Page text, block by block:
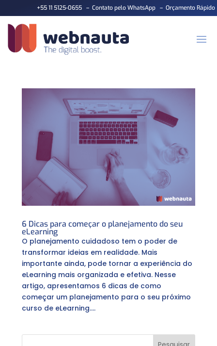
+55 11 5125-0655– Contato pelo WhatsApp– Orçamento Rápido
6 Dicas para começar o planejamento do seu
eLearning
O planejamento cuidadoso tem o poder de
transformar ideias em realidade. Mais
importante ainda, pode tornar a experiência do
eLearning mais organizada e efetiva. Nesse
artigo, apresentamos 6 dicas de como
começar um planejamento para o seu próximo
curso de eLearning....